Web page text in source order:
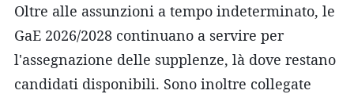
Oltre alle assunzioni a tempo indeterminato, le
GaE 2026/2028 continuano a servire per
l'assegnazione delle supplenze, là dove restano
candidati disponibili. Sono inoltre collegate